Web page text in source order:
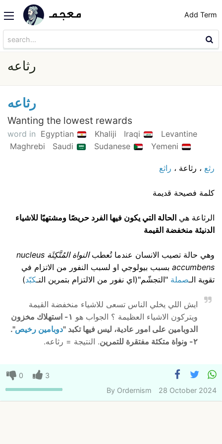
Add Term
رثاعه
رثاعه
Wanting the lowest rewards
word in Egyptian Khaliji Iraqi
Levantine
Maghrebi
Saudi Sudanese Yemeni
رثع ، رثاعة ، راثع
كلمة فصيحة قديمة
الرثاعة هي الحالة التي يكون فيها الفرد حريصًا ومشتهيًا للاشياء
الدنيئة منخفضة القيمة
وهي حالة تصيب الانسان عندما تُعطب
النواة المُتَّكِئَة nucleus
accumbens بسبب بيولوجي او لسبب النفور من الاتزام في
تقوية الـصملة "التجشّم"(اي نفور من الالتزام بتمرين التـكبّد)
ايش اللي يخلي الناس تسعى للاشياء منخفضة القيمة
ويتركون الاشياء العظيمة ؟ الجواب هو
١- استهلاك مخزون
الدوبامين على امور عادية، ليس فيها تكبد "دوبامين رخيص".
٢- ونواة متكئة مفتقرة للتمرين
. النتيجة = رثاعه.
0
3
By Ordernism 28 October 2024